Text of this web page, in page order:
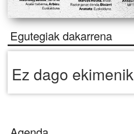
Egutegiak dakarrena
Ez dago ekimenik